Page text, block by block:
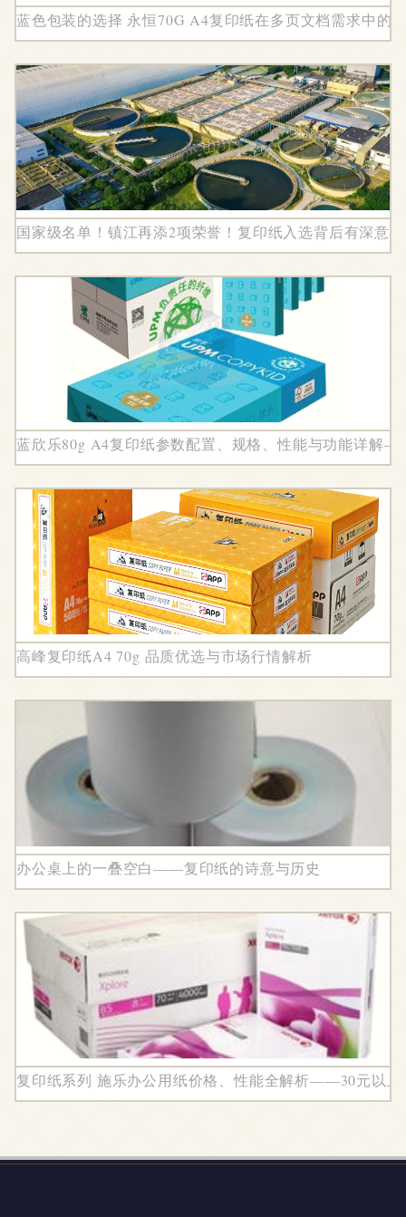
蓝色包装的选择 永恒70G A4复印纸在多页文档需求中的
国家级名单！镇江再添2项荣誉！复印纸入选背后有深意
蓝欣乐80g A4复印纸参数配置、规格、性能与功能详解
高峰复印纸A4 70g 品质优选与市场行情解析
办公桌上的一叠空白——复印纸的诗意与历史
复印纸系列 施乐办公用纸价格、性能全解析——30元以上